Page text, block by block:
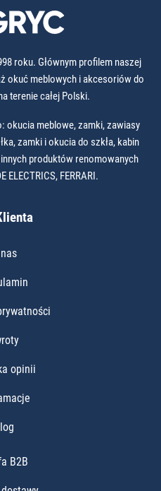
roku. Głównym profilem naszej
okuć meblowych i akcesoriów do
terenie całej Polski.
okucia meblowe, zamki, zawiasy
zamki i okucia do szkła, kabin
produktów renomowanych
ELECTRICS, FERRARI.
opinii
B2B